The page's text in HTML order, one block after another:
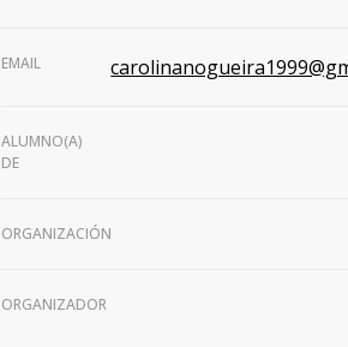
EMAIL
ALUMNO(A)
DE
ORGANIZACIÓN
ORGANIZADOR